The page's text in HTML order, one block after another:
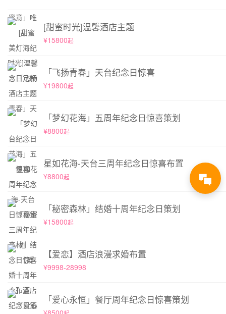
[甜蜜时光]温馨酒店主题
¥15800起
「飞扬青春」天台纪念日惊喜
¥19800起
「梦幻花海」五周年纪念日惊喜策划
¥8800起
星如花海-天台三周年纪念日惊喜布置
¥8800起
「秘密森林」结婚十周年纪念日策划
¥15800起
【爱恋】酒店浪漫求婚布置
¥9998-28998
「爱心永恒」餐厅周年纪念日惊喜策划